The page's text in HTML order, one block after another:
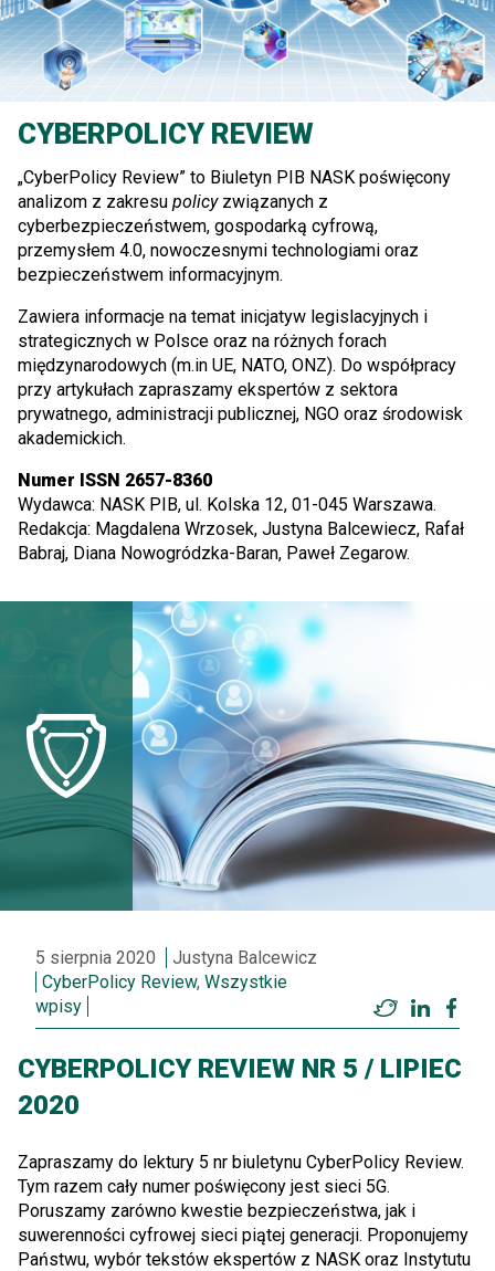
CYBERPOLICY REVIEW
„CyberPolicy Review” to Biuletyn PIB NASK poświęcony
analizom z zakresu policyzwiązanych z
cyberbezpieczeństwem, gospodarką cyfrową,
przemysłem 4.0, nowoczesnymi technologiami oraz
bezpieczeństwem informacyjnym.
Zawiera informacje na temat inicjatyw legislacyjnych i
strategicznych w Polsce oraz na różnych forach
międzynarodowych (m.in UE, NATO, ONZ). Do współpracy
przy artykułach zapraszamy ekspertów z sektora
prywatnego, administracji publicznej, NGO oraz środowisk
akademickich.
Numer ISSN 2657-8360
Wydawca: NASK PIB, ul. Kolska 12, 01-045 Warszawa.
Redakcja: Magdalena Wrzosek, Justyna Balcewiecz, Rafał
Babraj, Diana Nowogródzka-Baran, Paweł Zegarow.
5 sierpnia 2020
Justyna Balcewicz
CyberPolicy Review, Wszystkie
wpisy
Twitter
CYBERPOLICY REVIEW NR 5 / LIPIEC
2020
Zapraszamy do lektury 5 nr biuletynu CyberPolicy Review.
Tym razem cały numer poświęcony jest sieci 5G.
Poruszamy zarówno kwestie bezpieczeństwa, jak i
suwerenności cyfrowej sieci piątej generacji. Proponujemy
Państwu, wybór tekstów ekspertów z NASK oraz Instytutu